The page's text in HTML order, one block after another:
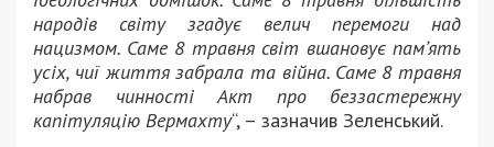
народів світу згадує велич перемоги над
нацизмом. Саме 8 травня світ вшановує памʼять
усіх, чиї життя забрала та війна. Саме 8 травня
набрав чинності Акт про беззастережну
капітуляцію Вермахту“, – зазначив Зеленський.